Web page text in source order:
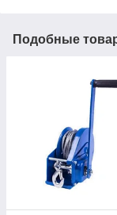
Подобные